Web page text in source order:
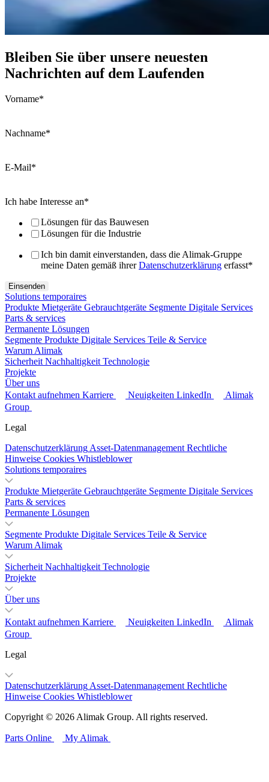
Bleiben Sie über unsere neuesten
Nachrichten auf dem Laufenden
Vorname*
Nachname*
E-Mail*
Ich habe Interesse an*
Lösungen für das Bauwesen
Lösungen für die Industrie
Ich bin damit einverstanden, dass die Alimak-Gruppe
meine Daten gemäß ihrerDatenschutzerklärung erfasst*
Solutions temporaires
Produkte Mietgeräte Gebrauchtgeräte Segmente Digitale Services
Parts & services
Permanente Lösungen
Segmente Produkte Digitale Services Teile & Service
Warum Alimak
Sicherheit Nachhaltigkeit Technologie
Projekte
Über uns
Kontakt aufnehmen Karriere Neuigkeiten LinkedIn
Alimak
Group
Legal
Datenschutzerklärung Asset-Datenmanagement Rechtliche
Hinweise Cookies Whistleblower
Solutions temporaires
Produkte Mietgeräte Gebrauchtgeräte Segmente Digitale Services
Parts & services
Permanente Lösungen
Segmente Produkte Digitale Services Teile & Service
Warum Alimak
Sicherheit Nachhaltigkeit Technologie
Projekte
Über uns
Kontakt aufnehmen Karriere Neuigkeiten LinkedIn
Alimak
Group
Legal
Datenschutzerklärung Asset-Datenmanagement Rechtliche
Hinweise Cookies Whistleblower
Copyright © 2026 Alimak Group. All rights reserved.
Parts Online My Alimak